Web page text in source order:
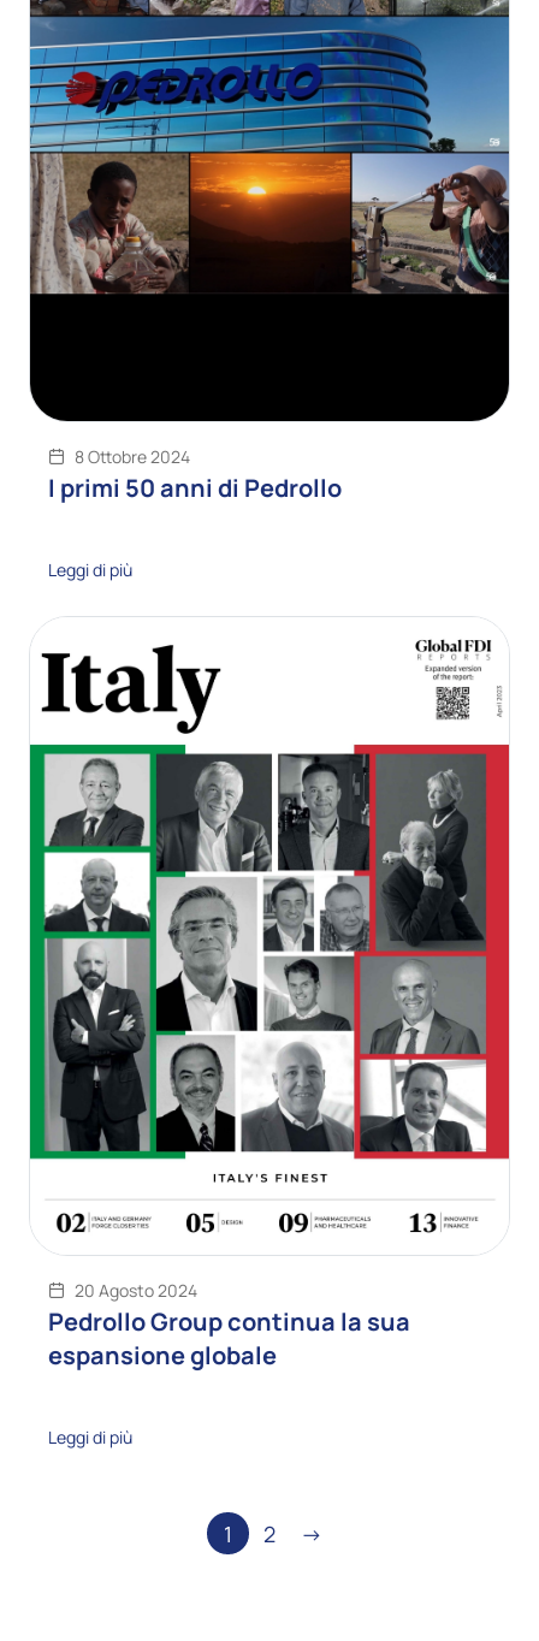
8 Ottobre 2024
I primi 50 anni di Pedrollo
Leggi di più
20 Agosto 2024
Pedrollo Group continua la sua
espansione globale
Leggi di più
Paginazione1 2 →